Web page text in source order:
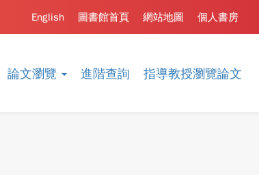
論文瀏覽 進階查詢 指導教授瀏覽論文
個人書房
網站地圖
圖書館首頁
English